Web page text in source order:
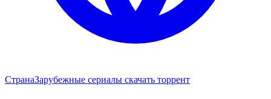
СтранаЗарубежные сериалы скачать торрент